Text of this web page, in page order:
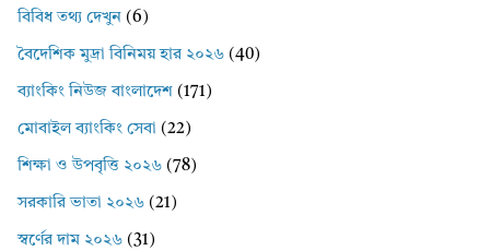
বিবিধ তথ্য দেখুন (6)
বৈদেশিক মুদ্রা বিনিময় হার ২০২৬ (40)
ব্যাংকিং নিউজ বাংলাদেশ (171)
মোবাইল ব্যাংকিং সেবা (22)
শিক্ষা ও উপবৃত্তি ২০২৬ (78)
সরকারি ভাতা ২০২৬ (21)
স্বর্ণের দাম ২০২৬ (31)